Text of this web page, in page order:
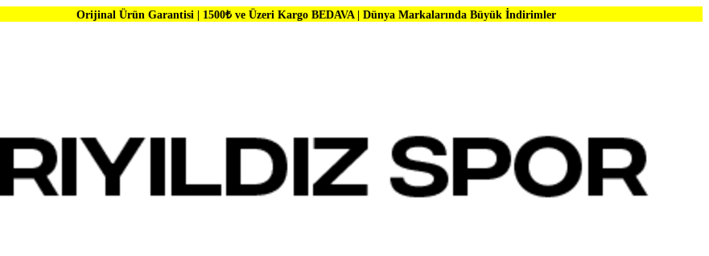
Orijinal Ürün Garantisi | 1500₺ ve Üzeri Kargo BEDAVA | Dünya Markalarında Büyük İndirimler